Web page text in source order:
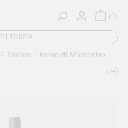
0
FILTEREN
/ Toscana / Rosso di Montalcino